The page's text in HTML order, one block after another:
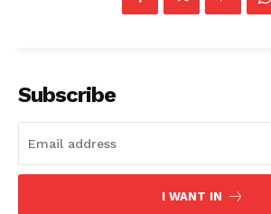
Subscribe
I WANT IN